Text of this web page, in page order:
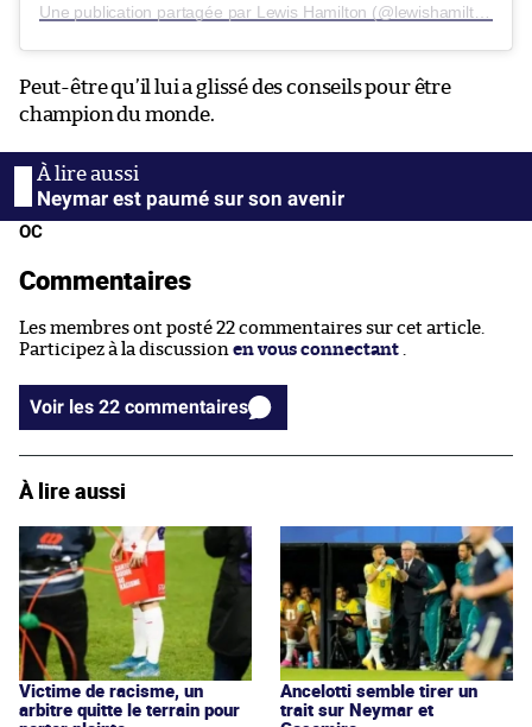
Une publication partagée par Lewis Hamilton (@lewishamilton)
Peut-être qu’il lui a glissé des conseils pour être
champion du monde.
Neymar est paumé sur son avenir
OC
Commentaires
Les membres ont posté 22 commentaires sur cet article.
Participez à la discussion en vous connectant
Voir les 22 commentaires
À lire aussi
Victime de racisme, un
arbitre quitte le terrain pour
Ancelotti semble tirer un
trait sur Neymar et